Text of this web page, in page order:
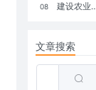
08 建设农业强国，网上商城来助力！
文章搜索